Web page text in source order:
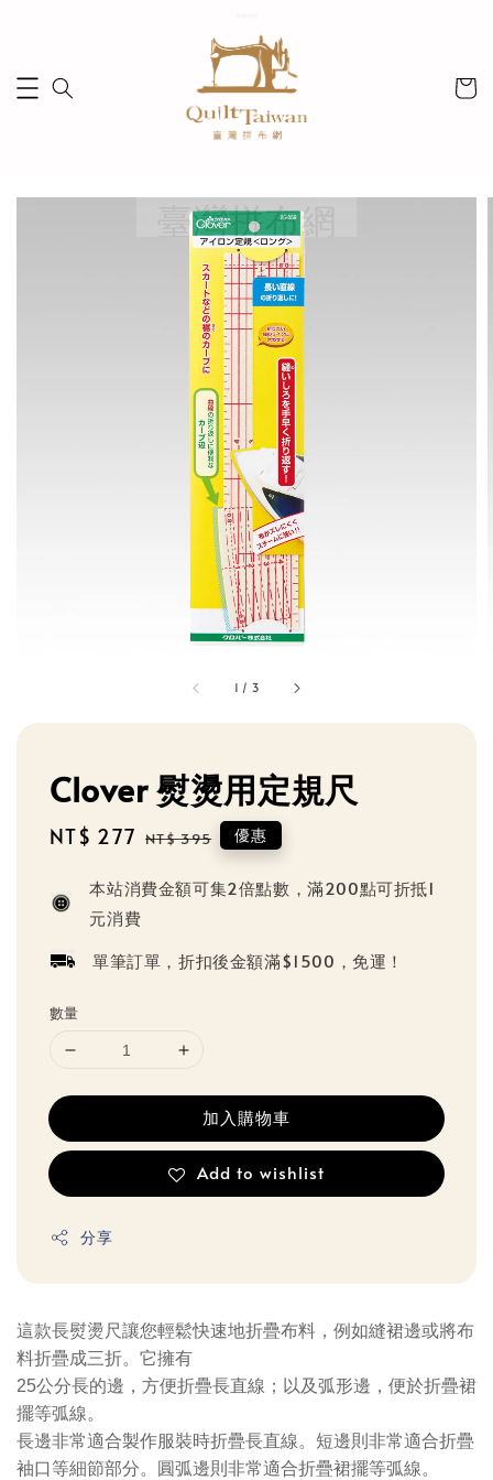
1 / 3
Clover 熨燙用定規尺
Sale
NT$ 277 Regular
NT$ 395 優惠
本站消費金額可集2倍點數，滿200點可折抵1
元消費
單筆訂單，折扣後金額滿$1500，免運！
數量
加入購物車
Add to wishlist
分享
這款長熨燙尺讓您輕鬆快速地折疊布料，例如縫裙邊或將布
料折疊成三折。它擁有
25公分長的邊，方便折疊長直線；以及弧形邊，便於折疊裙
擺等弧線。
長邊非常適合製作服裝時折疊長直線。短邊則非常適合折疊
袖口等細節部分。圓弧邊則非常適合折疊裙擺等弧線。